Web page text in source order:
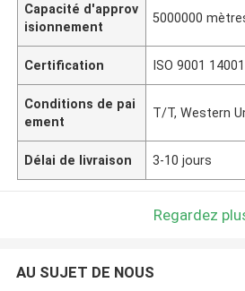
Capacité d'approv
isionnement
5000000
Certification ISO 9001
Conditions de pai
ement
T/T, Western
Délai de livraison 3-10 jours
Regardez
AU SUJET DE NOUS